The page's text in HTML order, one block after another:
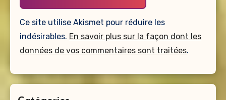
Ce site utilise Akismet pour réduire les
indésirables. En savoir plus sur la façon dont les
données de vos commentaires sont traitées.